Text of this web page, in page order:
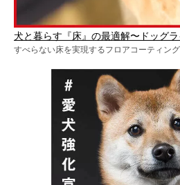
犬と暮らす『床』の最適解〜ドッグ
すべらない床を実現するフロアコーティン